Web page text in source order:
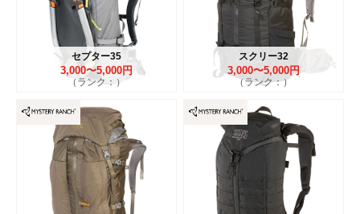
セプター35
3,000〜5,000円
（ランク：）
スクリー32
3,000〜5,000円
（ランク：）